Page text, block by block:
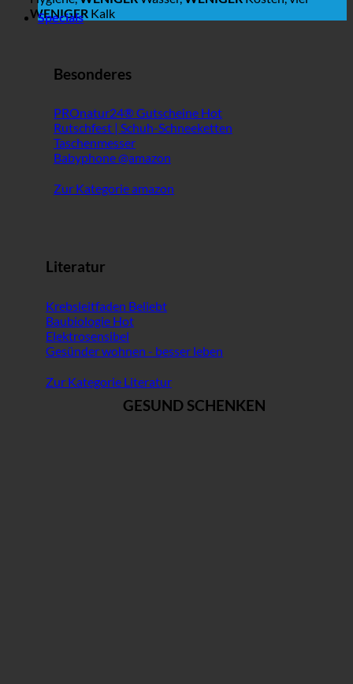
WENIGER Kalk
Specials
Besonderes
PROnatur24® Gutscheine
Rutschfest | Schuh-Schneeketten
Taschenmesser
Babyphone @amazon
Zur Kategorie amazon
Literatur
Krebsleitfaden
Baubiologie
Elektrosensibel
Gesünder wohnen - besser leben
Zur Kategorie Literatur
GESUND SCHENKEN